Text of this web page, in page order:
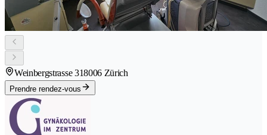
Weinbergstrasse 318006 Zürich
Prendre rendez-vous